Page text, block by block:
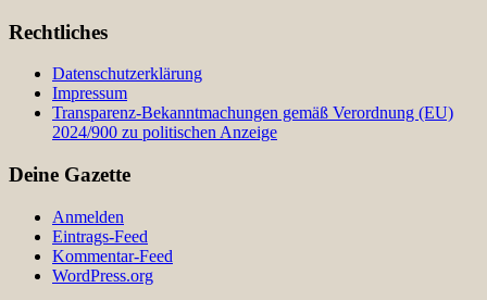
Rechtliches
Datenschutzerklärung
Impressum
Transparenz-Bekanntmachungen gemäß Verordnung (EU)
2024/900 zu politischen Anzeige
Deine Gazette
Anmelden
Eintrags-Feed
Kommentar-Feed
WordPress.org